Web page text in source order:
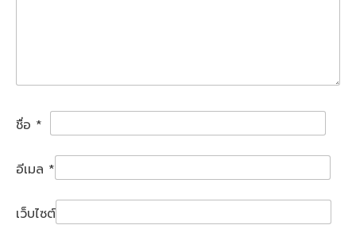
ชื่อ *
อีเมล *
เว็บไซต์